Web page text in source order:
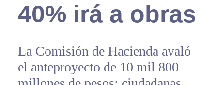
40% irá a obras
La Comisión de Hacienda avaló
el anteproyecto de 10 mil 800